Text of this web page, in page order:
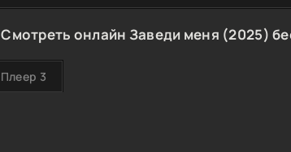
Смотреть онлайн Заведи меня (2025)
Плеер 3